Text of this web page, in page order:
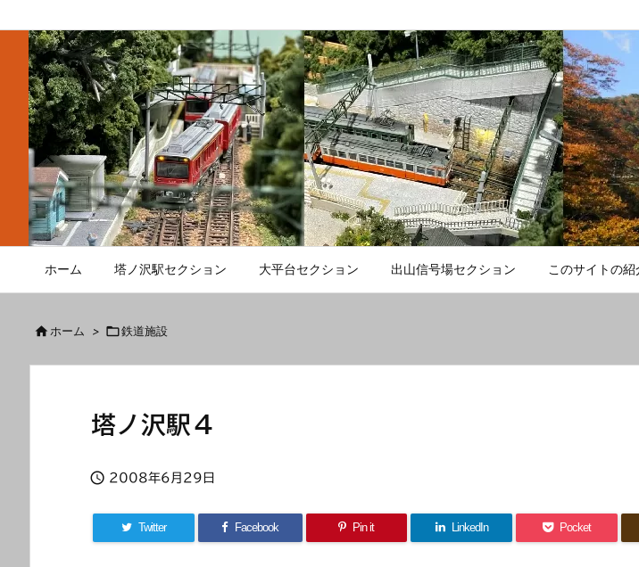
ホーム 塔ノ沢駅セクション 大平台セクション 出山信号場セクション このサイトの紹
 ホーム > 鉄道施設
塔ノ沢駅４
 2008年6月29日
Twitter Facebook Pin it LinkedIn Pocket